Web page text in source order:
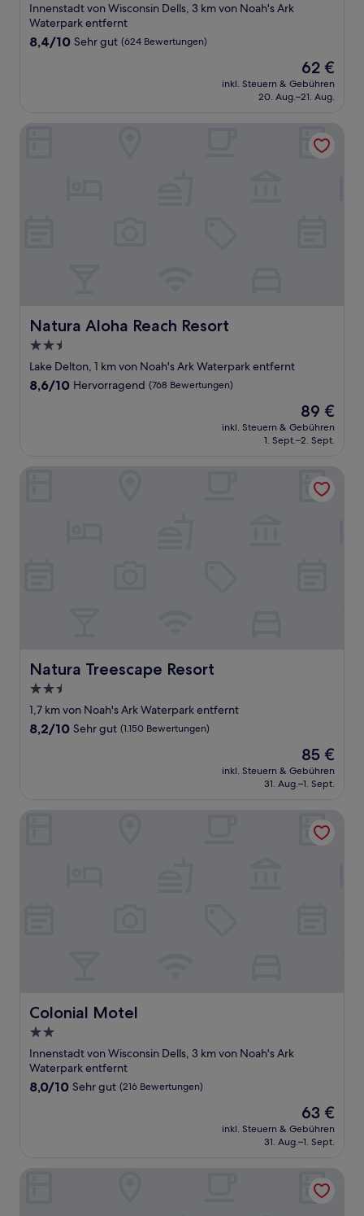
Sterne-
Unterkunft
Innenstadt von Wisconsin Dells, 3 km von Noah's Ark
Waterpark entfernt
8.4
Bewertungen)
8,4/10 Sehr gut (624 Bewertungen)
Der
Preis
beträgt
62 €
inkl. Steuern & Gebühren
20. Aug.–21. Aug.
Natura Aloha Reach Resort
Natura Aloha Reach Resort
2.5-
Sterne-
Unterkunft
Lake Delton, 1 km von Noah's Ark Waterpark entfernt
8.6
8,6/10 Hervorragend (768 Bewertungen)
Der
Preis
beträgt
89 €
inkl. Steuern & Gebühren
1. Sept.–2. Sept.
Natura Treescape Resort
Natura Treescape Resort
2.5-
Sterne-
Unterkunft
1,7 km von Noah's Ark Waterpark entfernt
8.2
Bewertungen)
8,2/10 Sehr gut (1.150 Bewertungen)
Der
Preis
beträgt
85 €
inkl. Steuern & Gebühren
31. Aug.–1. Sept.
Colonial Motel
Colonial Motel
2.0-
Sterne-
Unterkunft
Innenstadt von Wisconsin Dells, 3 km von Noah's Ark
Waterpark entfernt
8.0
Bewertungen)
8,0/10 Sehr gut (216 Bewertungen)
Der
Preis
beträgt
63 €
inkl. Steuern & Gebühren
31. Aug.–1. Sept.